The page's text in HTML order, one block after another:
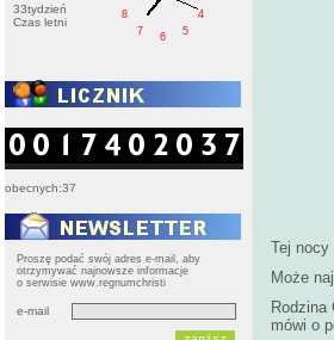
33tydzień
Czas letni
4
5
6
7
8
obecnych:37
Proszę podać swój adres e-mail, aby
otrzymywać najnowsze informacje
o serwisie www.regnumchristi
e-mail
Tej nocy
Może
Rodzina
mówi o